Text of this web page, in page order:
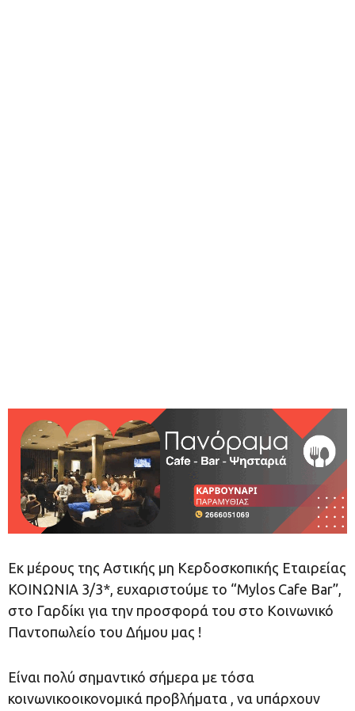
Εκ μέρους της Αστικής µη Kερδοσκοπικής Εταιρείας
ΚΟΙΝΩΝΙΑ 3/3*, ευχαριστούμε το “Mylos Cafe Bar”,
στο Γαρδίκι για την προσφορά του στο Κοινωνικό
Παντοπωλείο του Δήμου μας !
Είναι πολύ σημαντικό σήμερα με τόσα
κοινωνικοοικονομικά προβλήματα , να υπάρχουν